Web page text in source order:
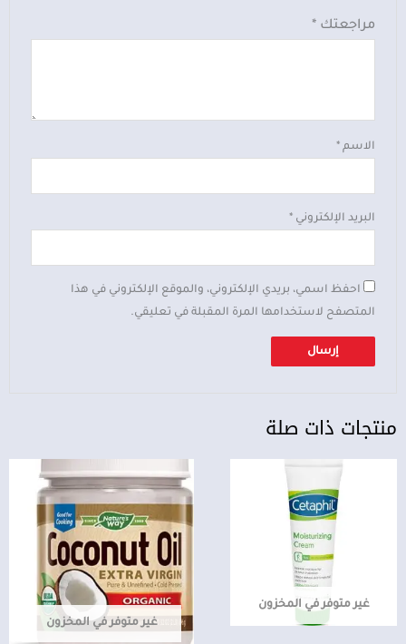
مراجعتك *
الاسم*
البريد الإلكتروني *
احفظ اسمي، بريدي الإلكتروني، والموقع الإلكتروني في هذا
المتصفح لاستخدامها المرة المقبلة في تعليقي.
منتجات ذات صلة
غير متوفر في المخزون
غير متوفر في المخزون